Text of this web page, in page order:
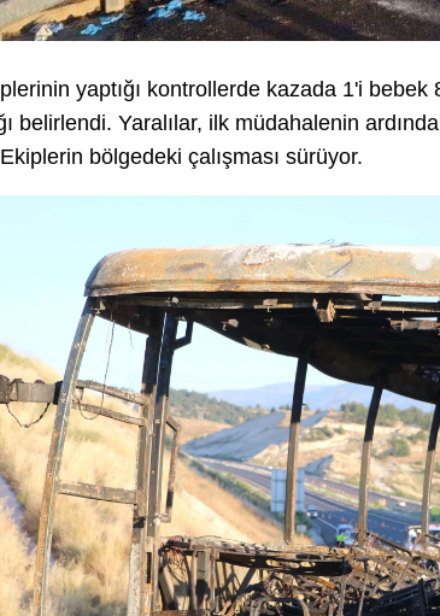
yaptığı kontrollerde kazada 1'i
belirlendi. Yaralılar, ilk müdahalenin
Ekiplerin bölgedeki çalışması sürüyor.